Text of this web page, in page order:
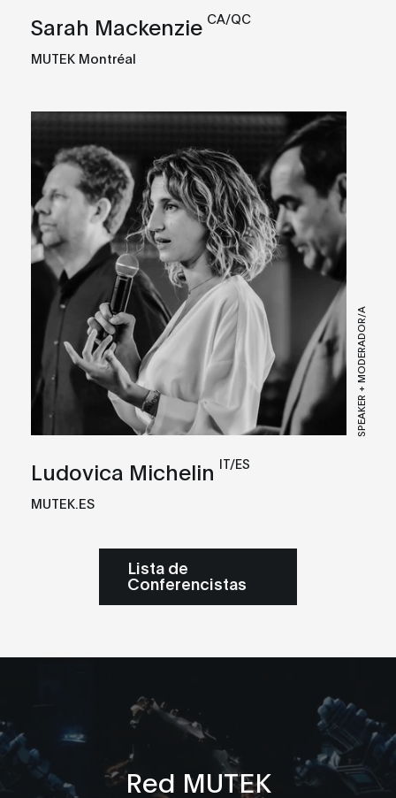
Sarah Mackenzie CA/QC
MUTEK Montréal
SPEAKER + MODERADOR/A
Ludovica Michelin IT/ES
MUTEK.ES
Lista de
Conferencistas
Red MUTEK